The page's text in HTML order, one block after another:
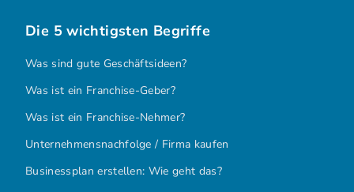
Die 5 wichtigsten Begriffe
Was sind gute Geschäftsideen?
Was ist ein Franchise-Geber?
Was ist ein Franchise-Nehmer?
Unternehmensnachfolge / Firma kaufen
Businessplan erstellen: Wie geht das?